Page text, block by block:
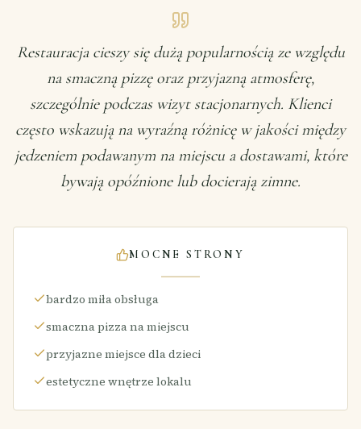
Restauracja cieszy się dużą popularnością ze względu
na smaczną pizzę oraz przyjazną atmosferę,
szczególnie podczas wizyt stacjonarnych. Klienci
często wskazują na wyraźną różnicę w jakości między
jedzeniem podawanym na miejscu a dostawami, które
bywają opóźnione lub docierają zimne.
MOCNE STRONY
bardzo miła obsługa
smaczna pizza na miejscu
przyjazne miejsce dla dzieci
estetyczne wnętrze lokalu